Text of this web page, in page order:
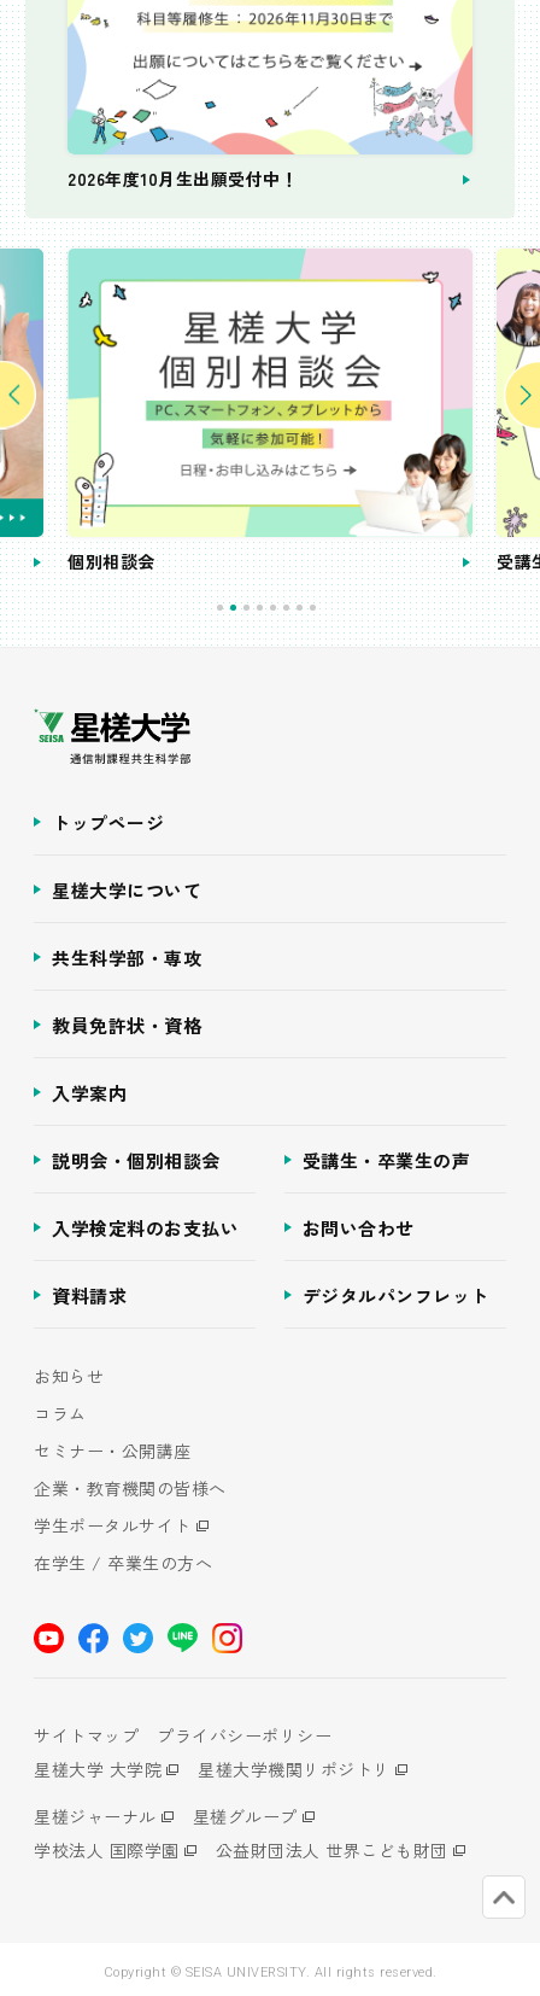
2026年度10月生出願受付中！
個別相談会 受講
トップページ
星槎大学について
共生科学部・専攻
教員免許状・資格
入学案内
説明会・個別相談会 受講生・卒業生の声
入学検定料のお支払い お問い合わせ
資料請求 デジタルパンフレット
お知らせ
コラム
セミナー・公開講座
企業・教育機関の皆様へ
学生ポータルサイト
在学生 / 卒業生の方へ
サイトマップ
プライバシーポリシー
星槎大学 大学院
星槎大学機関リポジトリ
星槎ジャーナル
星槎グループ
学校法人 国際学園
公益財団法人 世界こども財団
Copyright © SEISA UNIVERSITY. All rights reserved.